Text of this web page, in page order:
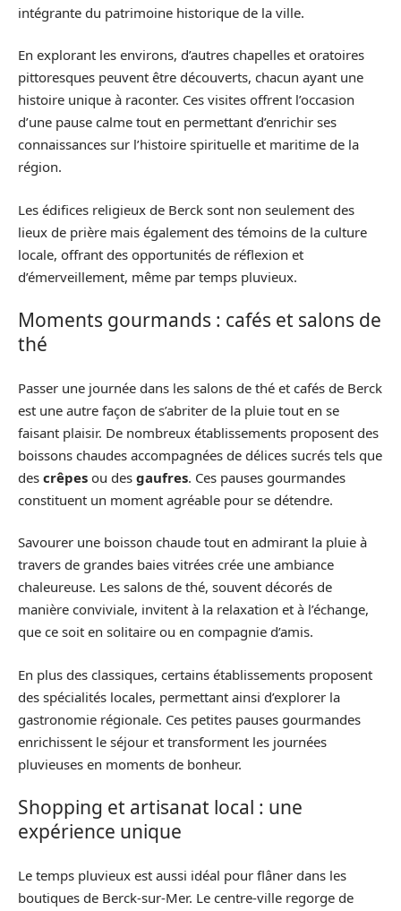
intégrante du patrimoine historique de la ville.
En explorant les environs, d’autres chapelles et oratoires
pittoresques peuvent être découverts, chacun ayant une
histoire unique à raconter. Ces visites offrent l’occasion
d’une pause calme tout en permettant d’enrichir ses
connaissances sur l’histoire spirituelle et maritime de la
région.
Les édifices religieux de Berck sont non seulement des
lieux de prière mais également des témoins de la culture
locale, offrant des opportunités de réflexion et
d’émerveillement, même par temps pluvieux.
Moments gourmands : cafés et salons de
thé
Passer une journée dans les salons de thé et cafés de Berck
est une autre façon de s’abriter de la pluie tout en se
faisant plaisir. De nombreux établissements proposent des
boissons chaudes accompagnées de délices sucrés tels que
des crêpes ou des gaufres. Ces pauses gourmandes
constituent un moment agréable pour se détendre.
Savourer une boisson chaude tout en admirant la pluie à
travers de grandes baies vitrées crée une ambiance
chaleureuse. Les salons de thé, souvent décorés de
manière conviviale, invitent à la relaxation et à l’échange,
que ce soit en solitaire ou en compagnie d’amis.
En plus des classiques, certains établissements proposent
des spécialités locales, permettant ainsi d’explorer la
gastronomie régionale. Ces petites pauses gourmandes
enrichissent le séjour et transforment les journées
pluvieuses en moments de bonheur.
Shopping et artisanat local : une
expérience unique
Le temps pluvieux est aussi idéal pour flâner dans les
boutiques de Berck-sur-Mer. Le centre-ville regorge de